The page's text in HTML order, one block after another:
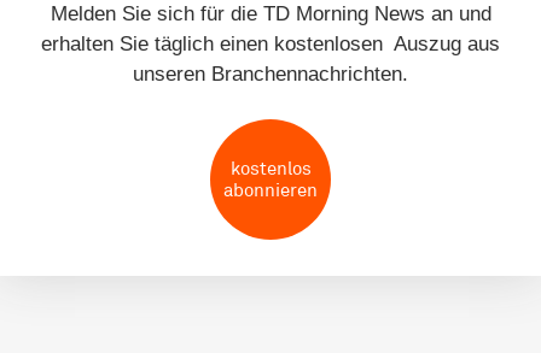
Melden Sie sich für die TD Morning News an und
erhalten Sie täglich einen kostenlosen Auszug aus
unseren Branchennachrichten.
kostenlos
abonnieren